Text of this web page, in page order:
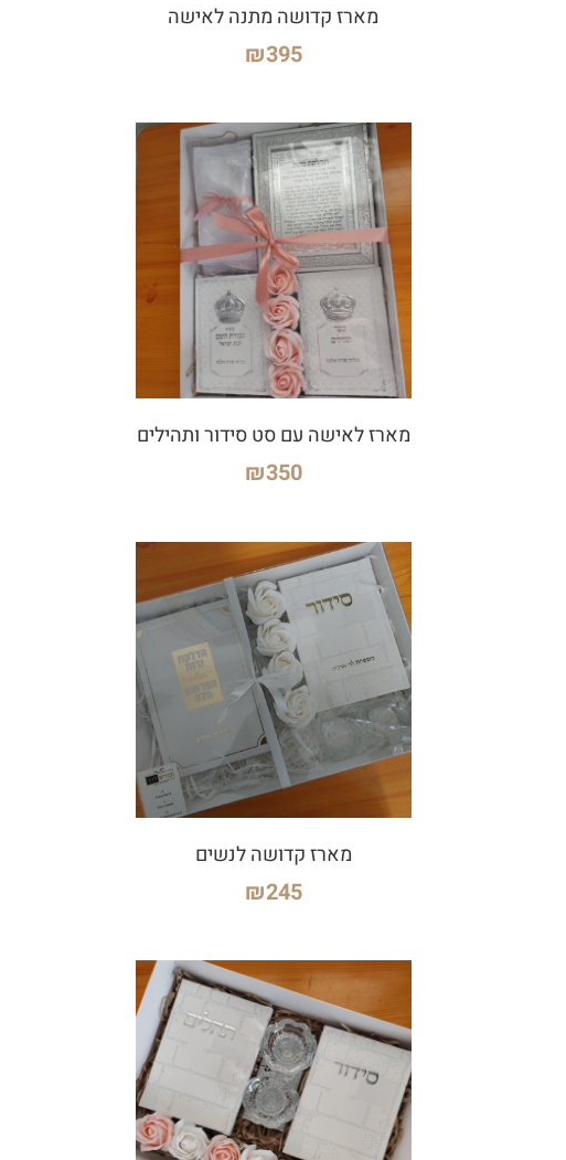
מארז קדושה מתנה לאישה
₪395
מארז לאישה עם סט סידור ותהילים
₪350
מארז קדושה לנשים
₪245